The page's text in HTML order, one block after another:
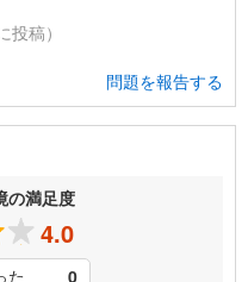
稿）
問題を報告する
の満足度
4.0
た 0